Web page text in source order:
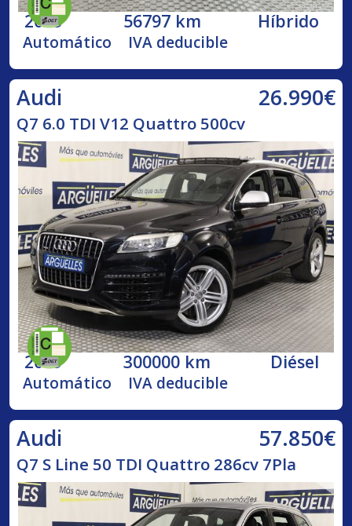
2023 56797 km Híbrido
Automático IVA deducible
Audi 26.990€
Q7 6.0 TDI V12 Quattro 500cv
2009 300000 km Diésel
Automático IVA deducible
Audi 57.850€
Q7 S Line 50 TDI Quattro 286cv 7Pla